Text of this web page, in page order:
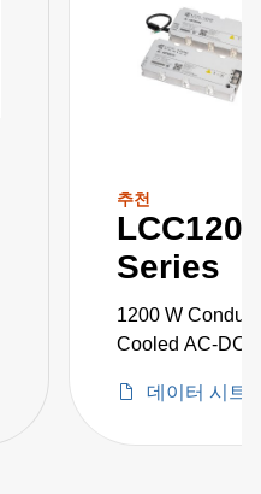
추천
LCC1200
Series
1200 W
Cooled AC-DC
데이터 시트